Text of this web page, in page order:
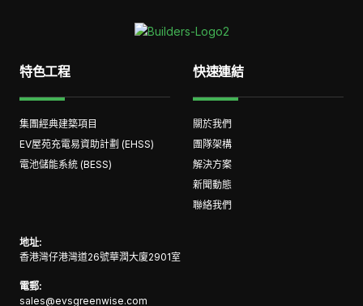
特色工程
集團經典建築項目
EV屋苑充電易資助計劃 (EHSS)
電池儲能系統 (BESS)
快速連結
關於我們
團隊架構
解決方案
新聞動態
聯絡我們
地址:
香港灣仔港灣道26號華潤大廈2901室
電郵:
sales@evsgreenwise.com